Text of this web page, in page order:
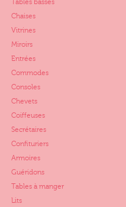
Tables basses
Chaises
Vitrines
Miroirs
Entrées
Commodes
Consoles
Chevets
Coiffeuses
Secrétaires
Confituriers
Armoires
Guéridons
Tables à manger
Lits